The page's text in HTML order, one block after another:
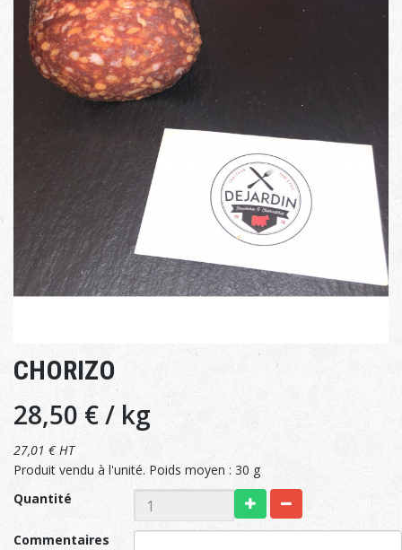
CHORIZO
28,50 €/ kg
27,01 € HT
Produit vendu à l'unité. Poids moyen : 30 g
Quantité
Commentaires